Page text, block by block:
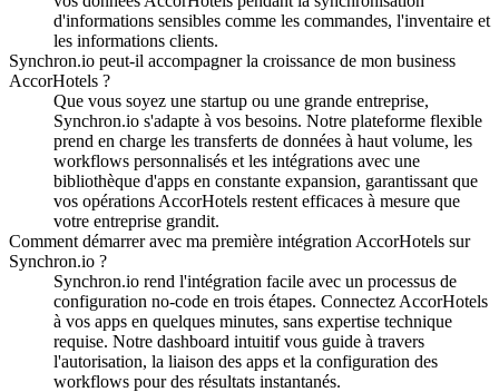
d'informations sensibles comme les commandes, l'inventaire et
les informations clients.
Synchron.io peut-il accompagner la croissance de mon business
AccorHotels ?
Que vous soyez une startup ou une grande entreprise,
Synchron.io s'adapte à vos besoins. Notre plateforme flexible
prend en charge les transferts de données à haut volume, les
workflows personnalisés et les intégrations avec une
bibliothèque d'apps en constante expansion, garantissant que
vos opérations AccorHotels restent efficaces à mesure que
votre entreprise grandit.
Comment démarrer avec ma première intégration AccorHotels sur
Synchron.io ?
Synchron.io rend l'intégration facile avec un processus de
configuration no-code en trois étapes. Connectez AccorHotels
à vos apps en quelques minutes, sans expertise technique
requise. Notre dashboard intuitif vous guide à travers
l'autorisation, la liaison des apps et la configuration des
workflows pour des résultats instantanés.